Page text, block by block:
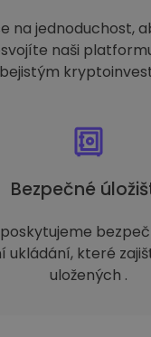
na jednoduchost,
naši
Bezpečné
ukládání, které
uložených .